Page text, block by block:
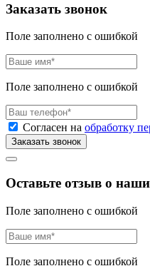
Заказать звонок
Поле заполнено с ошибкой
Поле заполнено с ошибкой
Согласен на обработку
Оставьте отзыв о
Поле заполнено с ошибкой
Поле заполнено с ошибкой